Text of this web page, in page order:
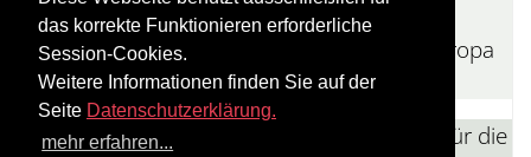
das korrekte Funktionieren erforderliche
Session-Cookies.
Weitere Informationen finden Sie auf der
Seite Datenschutzerklärung.
mehr erfahren...
Wettbewerb
Ko-Finanzierung: „Europa
im Quartier“
Nutzbarer Freiraum für die